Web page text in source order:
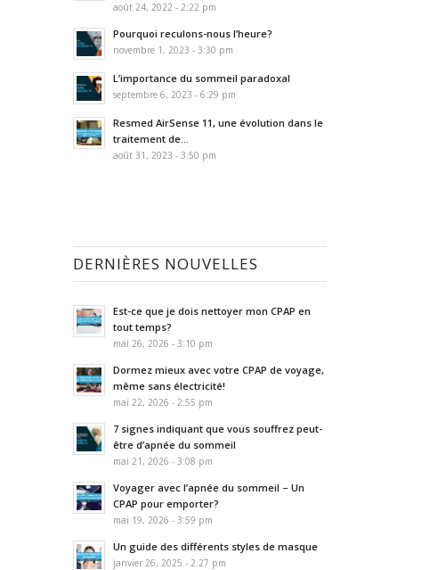
août 24, 2022 - 2:22 pm
Pourquoi reculons-nous l’heure?
novembre 1, 2023 - 3:30 pm
L’importance du sommeil paradoxal
septembre 6, 2023 - 6:29 pm
Resmed AirSense 11, une évolution dans le
traitement de...
août 31, 2023 - 3:50 pm
DERNIÈRES NOUVELLES
Est-ce que je dois nettoyer mon CPAP en
tout temps?
mai 26, 2026 - 3:10 pm
Dormez mieux avec votre CPAP de voyage,
même sans électricité!
mai 22, 2026 - 2:55 pm
7 signes indiquant que vous souffrez peut-
être d’apnée du sommeil
mai 21, 2026 - 3:08 pm
Voyager avec l’apnée du sommeil – Un
CPAP pour emporter?
mai 19, 2026 - 3:59 pm
Un guide des différents styles de masque
janvier 26, 2025 - 2:27 pm